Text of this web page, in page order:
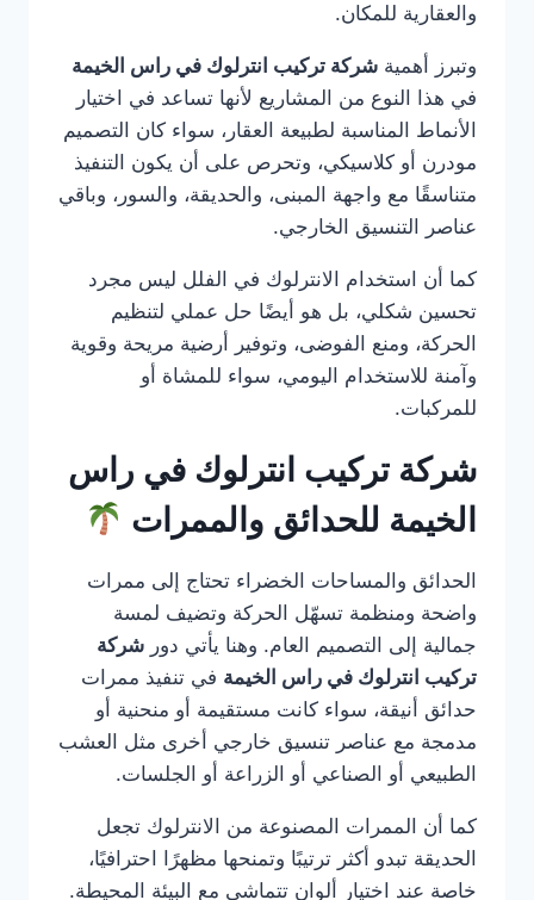
والعقارية للمكان.
وتبرز أهمية شركة تركيب انترلوك في راس الخيمة
في هذا النوع من المشاريع لأنها تساعد في اختيار
الأنماط المناسبة لطبيعة العقار، سواء كان التصميم
مودرن أو كلاسيكي، وتحرص على أن يكون التنفيذ
متناسقًا مع واجهة المبنى، والحديقة، والسور، وباقي
عناصر التنسيق الخارجي.
كما أن استخدام الانترلوك في الفلل ليس مجرد
تحسين شكلي، بل هو أيضًا حل عملي لتنظيم
الحركة، ومنع الفوضى، وتوفير أرضية مريحة وقوية
وآمنة للاستخدام اليومي، سواء للمشاة أو
للمركبات.
شركة تركيب انترلوك في راس
الخيمة للحدائق والممرات
الحدائق والمساحات الخضراء تحتاج إلى ممرات
واضحة ومنظمة تسهّل الحركة وتضيف لمسة
جمالية إلى التصميم العام. وهنا يأتي دور شركة
تركيب انترلوك في راس الخيمة في تنفيذ ممرات
حدائق أنيقة، سواء كانت مستقيمة أو منحنية أو
مدمجة مع عناصر تنسيق خارجي أخرى مثل العشب
الطبيعي أو الصناعي أو الزراعة أو الجلسات.
كما أن الممرات المصنوعة من الانترلوك تجعل
الحديقة تبدو أكثر ترتيبًا وتمنحها مظهرًا احترافيًا،
خاصة عند اختيار ألوان تتماشى مع البيئة المحيطة.